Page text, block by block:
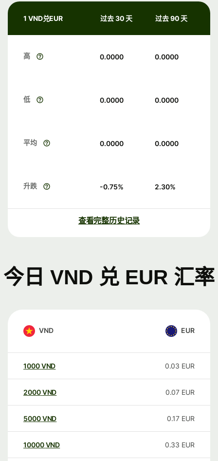
1 VND兑EUR 过去 30 天 过去 90 天
高 0.0000 0.0000
低 0.0000 0.0000
平均 0.0000 0.0000
升跌 -0.75% 2.30%
查看完整历史记录
今日 VND 兑 EUR 汇率
VND EUR
1000VND 0.03 EUR
2000VND 0.07 EUR
5000VND 0.17 EUR
10000 VND 0.33 EUR